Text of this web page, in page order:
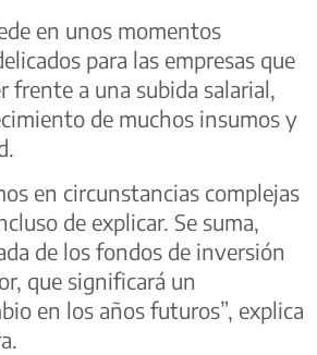
en unos momentos
para las empresas que
frente a una subida salarial,
de muchos insumos y
en circunstancias complejas
de explicar. Se suma,
de los fondos de inversión
que significará un
en los años futuros”, explica